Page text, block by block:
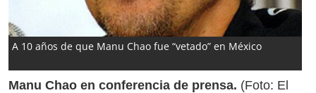
A 10 años de que Manu Chao fue “vetado” en México
Manu Chao en conferencia de prensa. (Foto: El